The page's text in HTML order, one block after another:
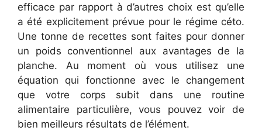
efficace par rapport à d’autres choix est qu’elle
a été explicitement prévue pour le régime céto.
Une tonne de recettes sont faites pour donner
un poids conventionnel aux avantages de la
planche. Au moment où vous utilisez une
équation qui fonctionne avec le changement
que votre corps subit dans une routine
alimentaire particulière, vous pouvez voir de
bien meilleurs résultats de l’élément.